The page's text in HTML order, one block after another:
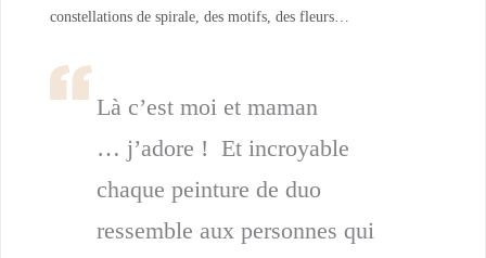
constellations de spirale, des motifs, des fleurs…
Là c’est moi et maman
… j’adore ! Et incroyable
chaque peinture de duo
ressemble aux personnes qui